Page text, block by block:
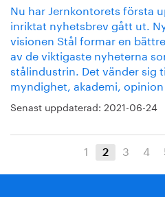
Nu har Jernkontorets första
inriktat nyhetsbrev gått ut.
visionen Stål formar en
av de viktigaste nyheterna
stålindustrin. Det vänder sig
myndighet, akademi,
Senast uppdaterad: 2021-06-24
1 2 3 4